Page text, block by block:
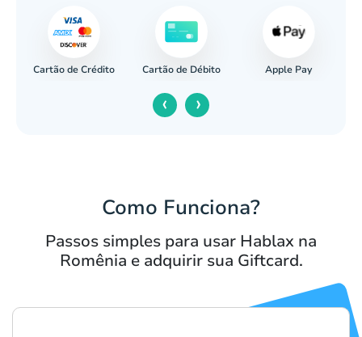
Cartão de Crédito Cartão de Débito Apple Pay
‹ ›
Como Funciona?
Passos simples para usar Hablax na
Romênia e adquirir sua Giftcard.